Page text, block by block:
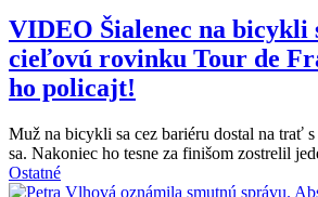
VIDEO Šialenec na bicykli
cieľovú rovinku Tour de
ho policajt!
Muž na bicykli sa cez bariéru dostal na trať
sa. Nakoniec ho tesne za finišom zostrelil
Ostatné